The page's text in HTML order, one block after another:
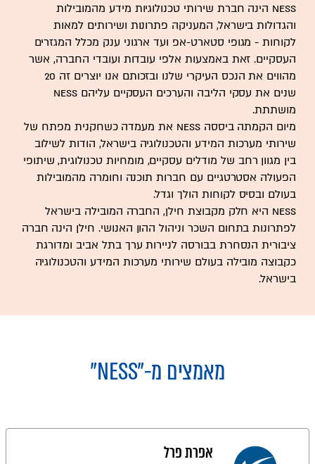
Ness הינה חברת שירותי טכנולוגיות מידע מהמובילות
והגדולות בישראל, המעניקה פתרונות ושירותים למאות
לקוחות - מגופי סטארט-אפ ועד ארגוני ענק מכלל המגזרים
העסקיים. זאת באמצעות אלפי עובדות ועובדי החברה, אשר
מהווים את הנכס העיקרי שלנו ובזכותם אנו יוצרים זה 20
שנים את עסקי הליבה והערכים העסקיים עליהם NESS
מושתתת.
מיום הקמתה ביססה Ness את מעמדה כשחקנית מפתח של
שירותי מערכות המידע והטכנולוגיה בישראל, הודות לשילוב
בין מגוון רחב של מודלים עסקיים, מומחיות טכנולוגית, שיתופי
הפעולה אסטרטגיים עם חברות תוכנה וחומרה מהמובילות
בעולם ובסיס לקוחות הולך וגדל.
Ness היא חלק מקבוצת חילן, החברה המובילה בישראל
לפתרונות בתחום השכר וניהול ההון האנושי. חילן הינה חברה
ציבורית הנסחרת בבורסה לניירות ערך בתל אביב ומדורגת
כקבוצה מובילה בעולם שירותי מערכות המידע והטכנולוגיה
בישראל.
מאמצים מ-"NESS"
אפרת פרל